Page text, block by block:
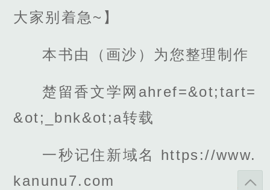
大家别着急~】
本书由（画沙）为您整理制作
楚留香文学网ahref=&ot;tart=
&ot;_bnk&ot;a转载
一秒记住新域名 https://www.
kanunu7.com